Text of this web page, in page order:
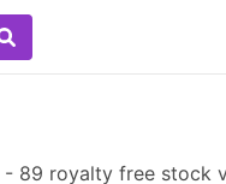
- 89 royalty free stock